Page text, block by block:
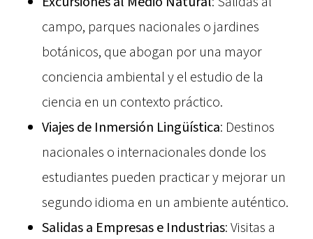
campo, parques nacionales o jardines
botánicos, que abogan por una mayor
conciencia ambiental y el estudio de la
ciencia en un contexto práctico.
Viajes de Inmersión Lingüística: Destinos
nacionales o internacionales donde los
estudiantes pueden practicar y mejorar un
segundo idioma en un ambiente auténtico.
Salidas a Empresas e Industrias: Visitas a